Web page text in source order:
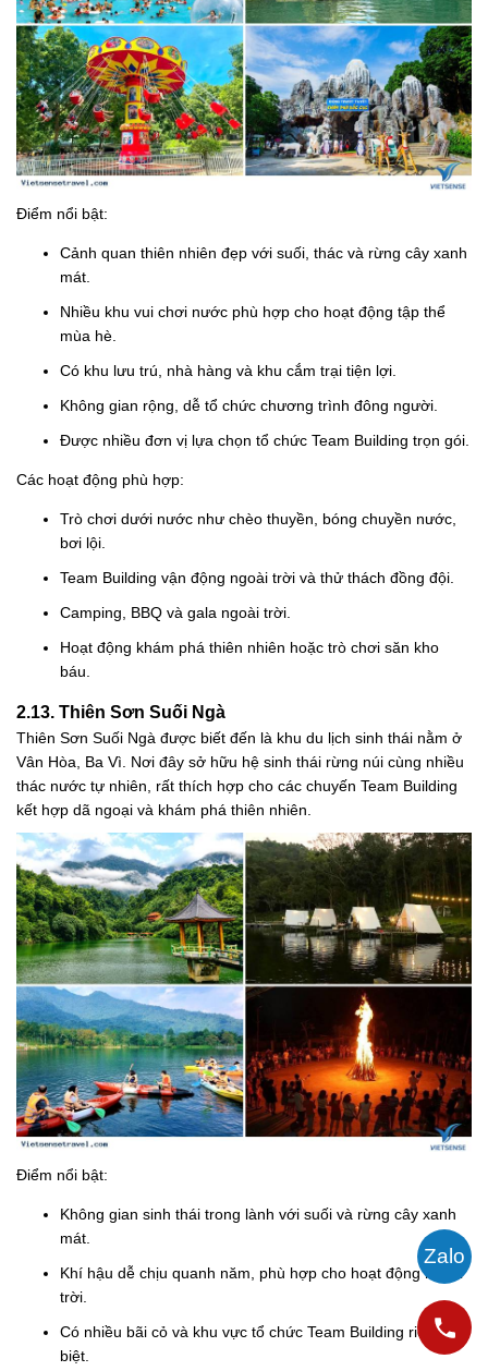
Điểm nổi bật:
Cảnh quan thiên nhiên đẹp với suối, thác và rừng cây xanh
mát.
Nhiều khu vui chơi nước phù hợp cho hoạt động tập thể
mùa hè.
Có khu lưu trú, nhà hàng và khu cắm trại tiện lợi.
Không gian rộng, dễ tổ chức chương trình đông người.
Được nhiều đơn vị lựa chọn tổ chức Team Building trọn gói.
Các hoạt động phù hợp:
Trò chơi dưới nước như chèo thuyền, bóng chuyền nước,
bơi lội.
Team Building vận động ngoài trời và thử thách đồng đội.
Camping, BBQ và gala ngoài trời.
Hoạt động khám phá thiên nhiên hoặc trò chơi săn kho
báu.
2.13. Thiên Sơn Suối Ngà
Thiên Sơn Suối Ngà được biết đến là khu du lịch sinh thái nằm ở
Vân Hòa, Ba Vì. Nơi đây sở hữu hệ sinh thái rừng núi cùng nhiều
thác nước tự nhiên, rất thích hợp cho các chuyến Team Building
kết hợp dã ngoại và khám phá thiên nhiên.
Điểm nổi bật:
Không gian sinh thái trong lành với suối và rừng cây xanh
mát.
Khí hậu dễ chịu quanh năm, phù hợp cho hoạt động ngoài
trời.
Có nhiều bãi cỏ và khu vực tổ chức Team Building riêng
biệt.